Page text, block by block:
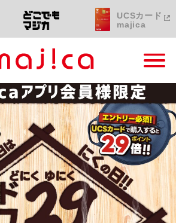
ショッピングにいつも新たな驚きを
UCSカード
majica